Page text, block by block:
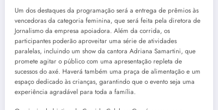
Um dos destaques da programação será a entrega de prêmios às
vencedoras da categoria feminina, que será feita pela diretora de
Jornalismo da empresa apoiadora. Além da corrida, os
participantes poderão aproveitar uma série de atividades
paralelas, incluindo um show da cantora Adriana Samartini, que
promete agitar o público com uma apresentação repleta de
sucessos do axé. Haverá também uma praça de alimentação e um
espaço dedicado às crianças, garantindo que o evento seja uma
experiência agradável para toda a família.